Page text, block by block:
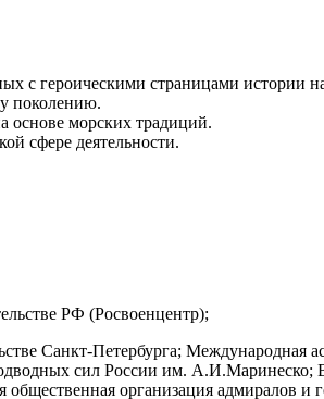
с героическими страницами истории
поколению.
основе морских традиций.
сфере деятельности.
РФ (Росвоенцентр);
Санкт-Петербурга; Международная
сил России им. А.И.Маринеско;
общественная организация